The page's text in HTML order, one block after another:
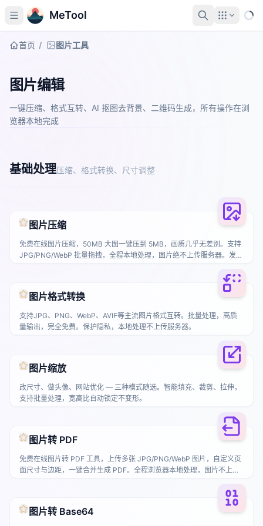
MeTool
首页 / 图片工具
图片编辑
一键压缩、格式互转、AI 抠图去背景、二维码生成，所有操作在浏
览器本地完成
基础处理压缩、格式转换、尺寸调整
图片压缩
免费在线图片压缩，50MB 大图一键压到 5MB，画质几乎无差别。支持
JPG/PNG/WebP 批量拖拽，全程本地处理，图片绝不上传服务器。发朋
图片格式转换
支持JPG、PNG、WebP、AVIF等主流图片格式互转。批量处理，高质
量输出，完全免费。保护隐私，本地处理不上传服务器。
图片缩放
改尺寸、做头像、网站优化 — 三种模式随选。智能填充、裁剪、拉伸，
支持批量处理，宽高比自动锁定不变形。
图片转 PDF
免费在线图片转 PDF 工具，上传多张 JPG/PNG/WebP 图片，自定义页
面尺寸与边距，一键合并生成 PDF。全程浏览器本地处理，图片不上
图片转 Base64